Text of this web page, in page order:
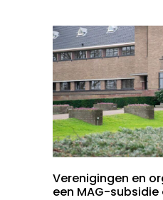
Verenigingen en
een MAG-